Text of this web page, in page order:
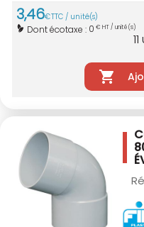
3,46€TTC / unité(s)
Dont écotaxe : 0 € HT / unité(s)
11